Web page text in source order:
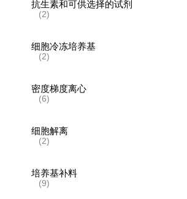
抗生素和可供选择的试剂
(2)
细胞冷冻培养基
(2)
密度梯度离心
(6)
细胞解离
(2)
培养基补料
(9)